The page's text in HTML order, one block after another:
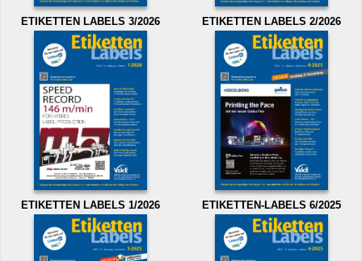
ETIKETTEN LABELS 3/2026 ETIKETTEN LABELS 2/2026
ETIKETTEN LABELS 1/2026 ETIKETTEN-LABELS 6/2025